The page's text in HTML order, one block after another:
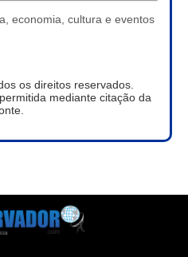
economia, cultura e eventos
os direitos reservados.
mediante citação da